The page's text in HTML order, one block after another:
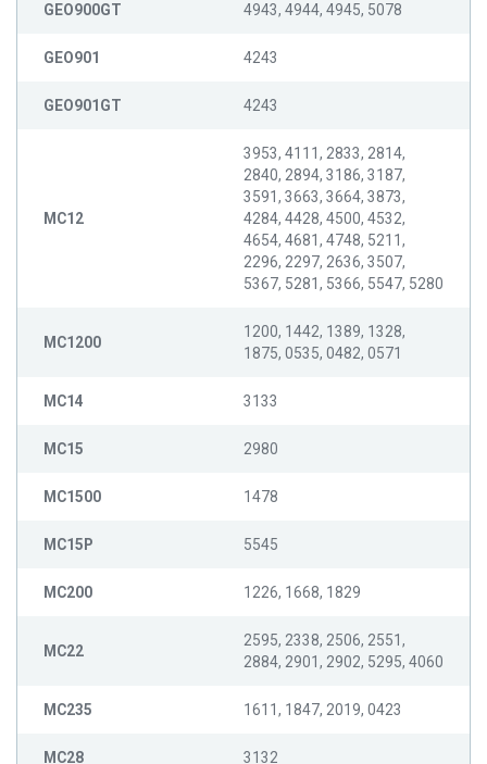
GEO900GT 4943, 4944, 4945, 5078
GEO901 4243
GEO901GT 4243
MC12
3953, 4111, 2833, 2814,
2840, 2894, 3186, 3187,
3591, 3663, 3664, 3873,
4284, 4428, 4500, 4532,
4654, 4681, 4748, 5211,
2296, 2297, 2636, 3507,
5367, 5281, 5366, 5547, 5280
MC1200
1200, 1442, 1389, 1328,
1875, 0535, 0482, 0571
MC14 3133
MC15 2980
MC1500 1478
MC15P 5545
MC200 1226, 1668, 1829
MC22
2595, 2338, 2506, 2551,
2884, 2901, 2902, 5295, 4060
MC235 1611, 1847, 2019, 0423
MC28 3132